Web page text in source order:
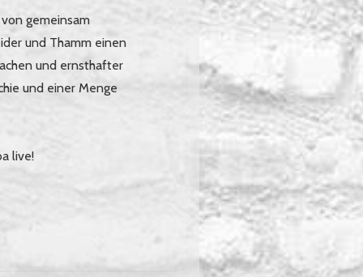
gemeinsam
und Thamm einen
und ernsthafter
und einer Menge
live!